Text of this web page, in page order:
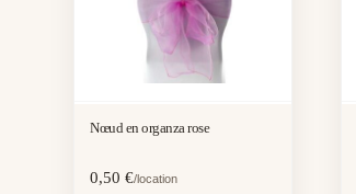
Nœud en organza rose
0,50€/location